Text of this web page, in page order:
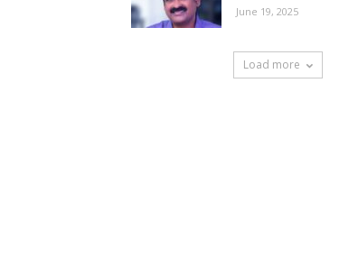
June 19, 2025
Load more